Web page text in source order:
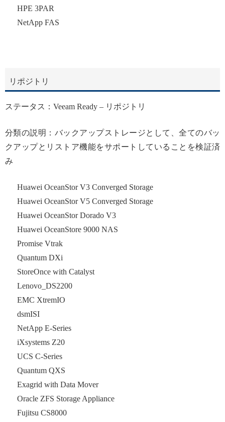
HPE 3PAR
NetApp FAS
リポジトリ
ステータス：Veeam Ready – リポジトリ
分類の説明：バックアップストレージとして、全てのバッ
クアップとリストア機能をサポートしていることを検証済
み
Huawei OceanStor V3 Converged Storage
Huawei OceanStor V5 Converged Storage
Huawei OceanStor Dorado V3
Huawei OceanStore 9000 NAS
Promise Vtrak
Quantum DXi
StoreOnce with Catalyst
Lenovo_DS2200
EMC XtremIO
dsmISI
NetApp E-Series
iXsystems Z20
UCS C-Series
Quantum QXS
Exagrid with Data Mover
Oracle ZFS Storage Appliance
Fujitsu CS8000